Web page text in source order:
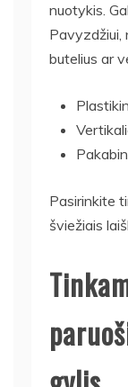
nuotykis.
Pavyzdžiui,
butelius ar
Pasirinkite
šviežiais